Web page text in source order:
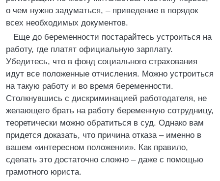
о чем нужно задуматься, – приведение в порядок
всех необходимых документов.
Еще до беременности постарайтесь устроиться на
работу, где платят официальную зарплату.
Убедитесь, что в фонд социального страхования
идут все положенные отчисления. Можно устроиться
на такую работу и во время беременности.
Столкнувшись с дискриминацией работодателя, не
желающего брать на работу беременную сотрудницу,
теоретически можно обратиться в суд. Однако вам
придется доказать, что причина отказа – именно в
вашем «интересном положении». Как правило,
сделать это достаточно сложно – даже с помощью
грамотного юриста.